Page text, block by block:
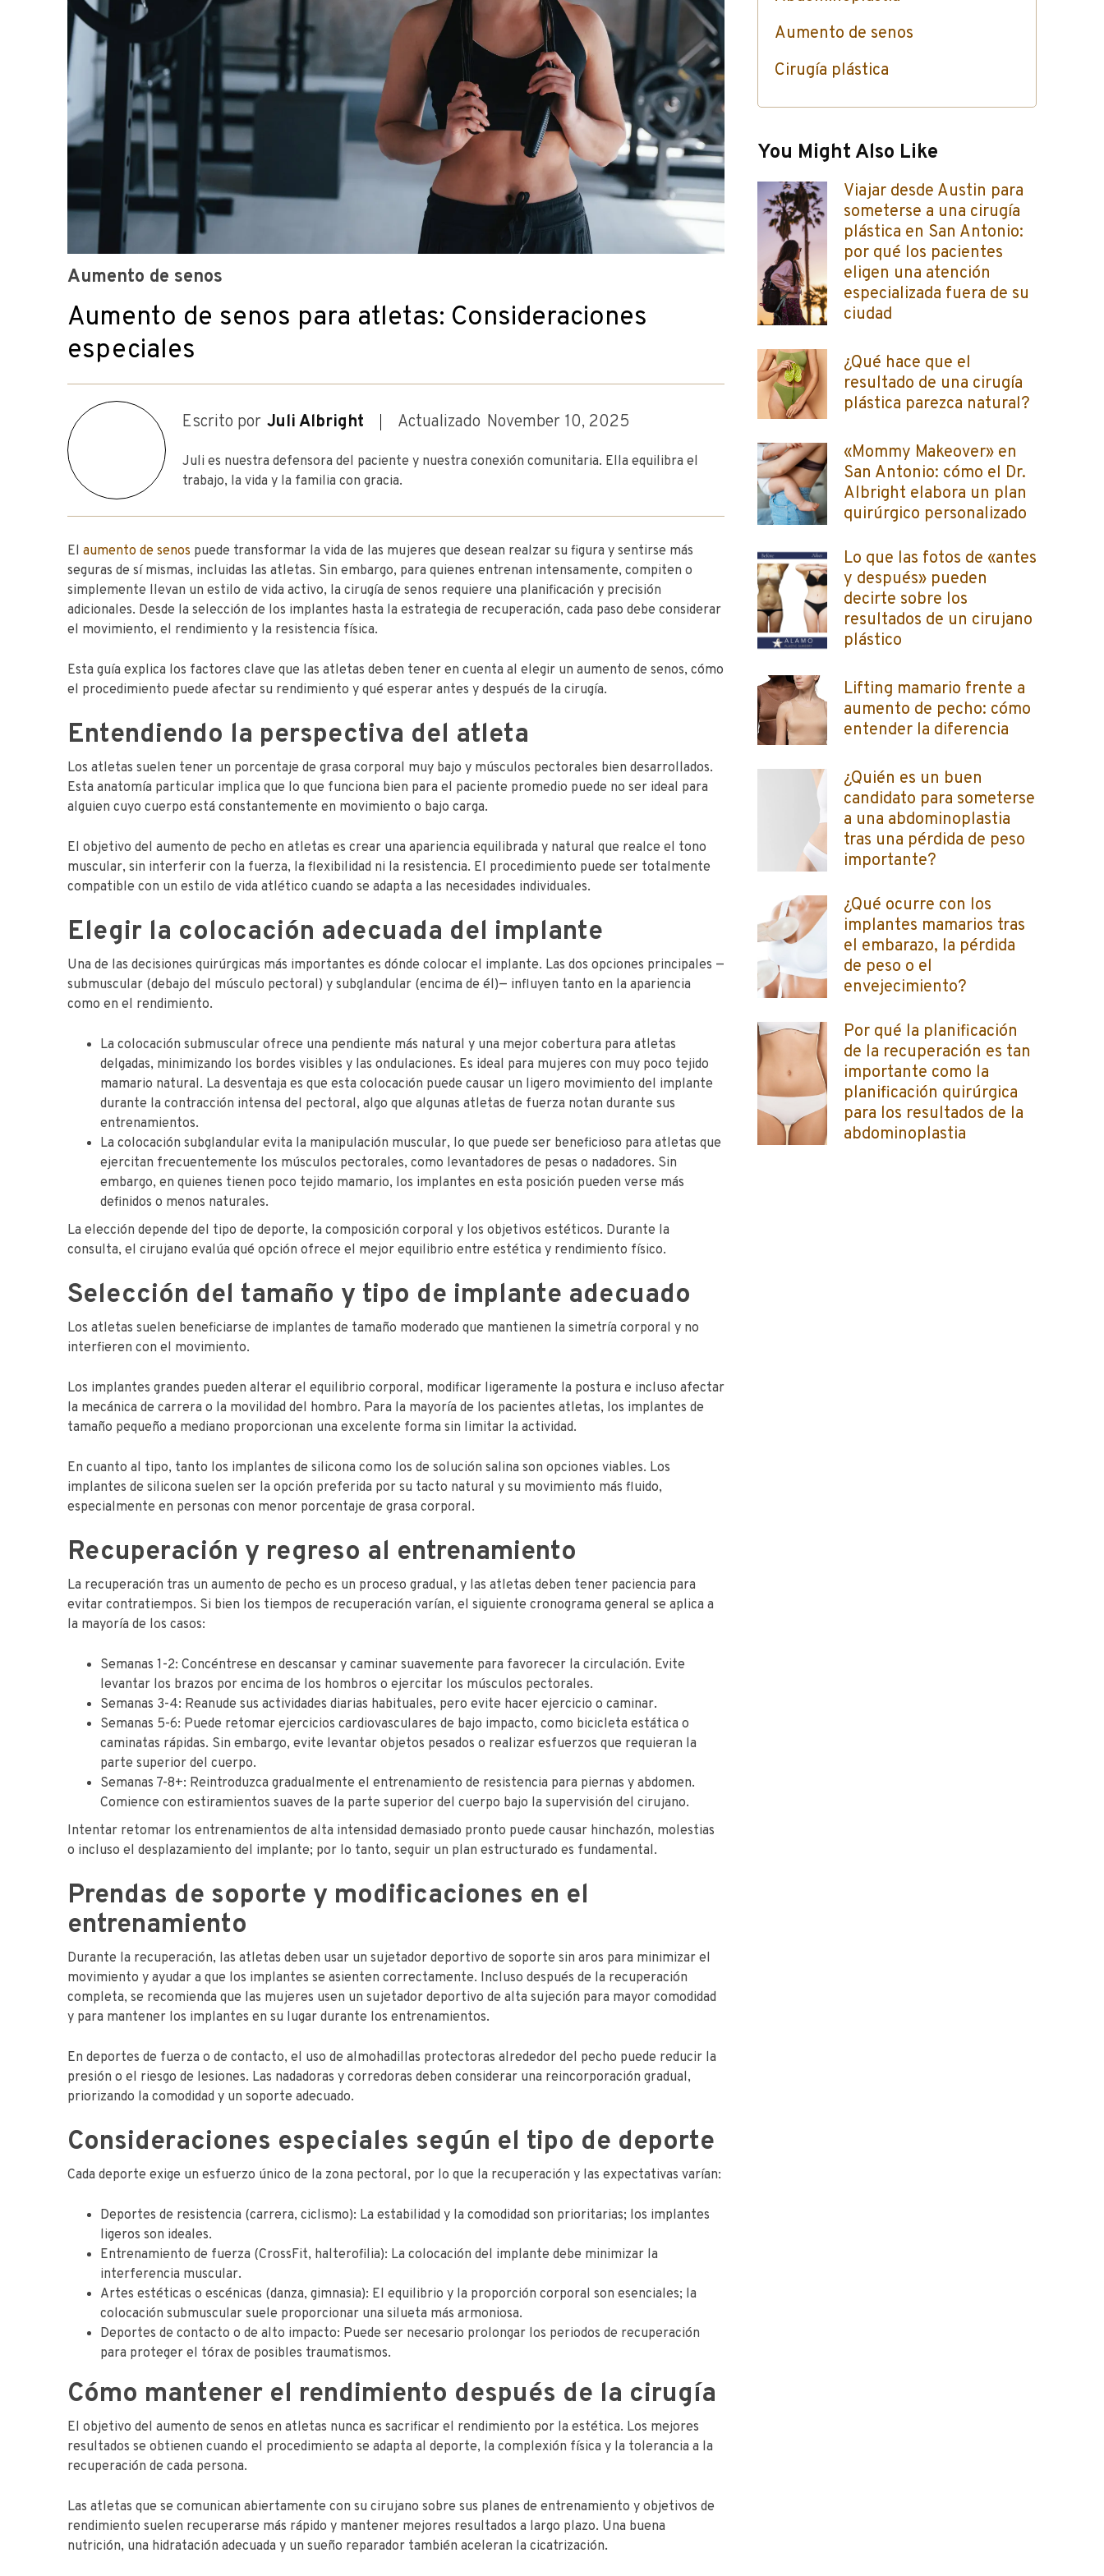
Aumento de senos
Aumento de senos para atletas: Consideraciones
especiales
Escrito por Juli Albright Actualizado November 10, 2025
Juli es nuestra defensora del paciente y nuestra conexión comunitaria. Ella equilibra el
trabajo, la vida y la familia con gracia.
El aumento de senos puede transformar la vida de las mujeres que desean realzar su figura y sentirse más
seguras de sí mismas, incluidas las atletas. Sin embargo, para quienes entrenan intensamente, compiten o
simplemente llevan un estilo de vida activo, la cirugía de senos requiere una planificación y precisión
adicionales. Desde la selección de los implantes hasta la estrategia de recuperación, cada paso debe considerar
el movimiento, el rendimiento y la resistencia física.
Esta guía explica los factores clave que las atletas deben tener en cuenta al elegir un aumento de senos, cómo
el procedimiento puede afectar su rendimiento y qué esperar antes y después de la cirugía.
Entendiendo la perspectiva del atleta
Los atletas suelen tener un porcentaje de grasa corporal muy bajo y músculos pectorales bien desarrollados.
Esta anatomía particular implica que lo que funciona bien para el paciente promedio puede no ser ideal para
alguien cuyo cuerpo está constantemente en movimiento o bajo carga.
El objetivo del aumento de pecho en atletas es crear una apariencia equilibrada y natural que realce el tono
muscular, sin interferir con la fuerza, la flexibilidad ni la resistencia. El procedimiento puede ser totalmente
compatible con un estilo de vida atlético cuando se adapta a las necesidades individuales.
Elegir la colocación adecuada del implante
Una de las decisiones quirúrgicas más importantes es dónde colocar el implante. Las dos opciones principales —
submuscular (debajo del músculo pectoral) y subglandular (encima de él)— influyen tanto en la apariencia
como en el rendimiento.
La colocación submuscular ofrece una pendiente más natural y una mejor cobertura para atletas
delgadas, minimizando los bordes visibles y las ondulaciones. Es ideal para mujeres con muy poco tejido
mamario natural. La desventaja es que esta colocación puede causar un ligero movimiento del implante
durante la contracción intensa del pectoral, algo que algunas atletas de fuerza notan durante sus
entrenamientos.
La colocación subglandular evita la manipulación muscular, lo que puede ser beneficioso para atletas que
ejercitan frecuentemente los músculos pectorales, como levantadores de pesas o nadadores. Sin
embargo, en quienes tienen poco tejido mamario, los implantes en esta posición pueden verse más
definidos o menos naturales.
La elección depende del tipo de deporte, la composición corporal y los objetivos estéticos. Durante la
consulta, el cirujano evalúa qué opción ofrece el mejor equilibrio entre estética y rendimiento físico.
Selección del tamaño y tipo de implante adecuado
Los atletas suelen beneficiarse de implantes de tamaño moderado que mantienen la simetría corporal y no
interfieren con el movimiento.
Los implantes grandes pueden alterar el equilibrio corporal, modificar ligeramente la postura e incluso afectar
la mecánica de carrera o la movilidad del hombro. Para la mayoría de los pacientes atletas, los implantes de
tamaño pequeño a mediano proporcionan una excelente forma sin limitar la actividad.
En cuanto al tipo, tanto los implantes de silicona como los de solución salina son opciones viables. Los
implantes de silicona suelen ser la opción preferida por su tacto natural y su movimiento más fluido,
especialmente en personas con menor porcentaje de grasa corporal.
Recuperación y regreso al entrenamiento
La recuperación tras un aumento de pecho es un proceso gradual, y las atletas deben tener paciencia para
evitar contratiempos. Si bien los tiempos de recuperación varían, el siguiente cronograma general se aplica a
la mayoría de los casos:
Semanas 1-2: Concéntrese en descansar y caminar suavemente para favorecer la circulación. Evite
levantar los brazos por encima de los hombros o ejercitar los músculos pectorales.
Semanas 3-4: Reanude sus actividades diarias habituales, pero evite hacer ejercicio o caminar.
Semanas 5-6: Puede retomar ejercicios cardiovasculares de bajo impacto, como bicicleta estática o
caminatas rápidas. Sin embargo, evite levantar objetos pesados ​​o realizar esfuerzos que requieran la
parte superior del cuerpo.
Semanas 7-8+: Reintroduzca gradualmente el entrenamiento de resistencia para piernas y abdomen.
Comience con estiramientos suaves de la parte superior del cuerpo bajo la supervisión del cirujano.
Intentar retomar los entrenamientos de alta intensidad demasiado pronto puede causar hinchazón, molestias
o incluso el desplazamiento del implante; por lo tanto, seguir un plan estructurado es fundamental.
Prendas de soporte y modificaciones en el
entrenamiento
Durante la recuperación, las atletas deben usar un sujetador deportivo de soporte sin aros para minimizar el
movimiento y ayudar a que los implantes se asienten correctamente. Incluso después de la recuperación
completa, se recomienda que las mujeres usen un sujetador deportivo de alta sujeción para mayor comodidad
y para mantener los implantes en su lugar durante los entrenamientos.
En deportes de fuerza o de contacto, el uso de almohadillas protectoras alrededor del pecho puede reducir la
presión o el riesgo de lesiones. Las nadadoras y corredoras deben considerar una reincorporación gradual,
priorizando la comodidad y un soporte adecuado.
Consideraciones especiales según el tipo de deporte
Cada deporte exige un esfuerzo único de la zona pectoral, por lo que la recuperación y las expectativas varían:
Deportes de resistencia (carrera, ciclismo): La estabilidad y la comodidad son prioritarias; los implantes
ligeros son ideales.
Entrenamiento de fuerza (CrossFit, halterofilia): La colocación del implante debe minimizar la
interferencia muscular.
Artes estéticas o escénicas (danza, gimnasia): El equilibrio y la proporción corporal son esenciales; la
colocación submuscular suele proporcionar una silueta más armoniosa.
Deportes de contacto o de alto impacto: Puede ser necesario prolongar los periodos de recuperación
para proteger el tórax de posibles traumatismos.
Cómo mantener el rendimiento después de la cirugía
El objetivo del aumento de senos en atletas nunca es sacrificar el rendimiento por la estética. Los mejores
resultados se obtienen cuando el procedimiento se adapta al deporte, la complexión física y la tolerancia a la
recuperación de cada persona.
Las atletas que se comunican abiertamente con su cirujano sobre sus planes de entrenamiento y objetivos de
rendimiento suelen recuperarse más rápido y mantener mejores resultados a largo plazo. Una buena
nutrición, una hidratación adecuada y un sueño reparador también aceleran la cicatrización.
Aumento de senos
Cirugía plástica
Estilo de vida
Cuidado de la piel / Inyectables
/ Botox
You Might Also Like
Viajar desde Austin para
someterse a una cirugía
plástica en San Antonio:
por qué los pacientes
eligen una atención
especializada fuera de su
ciudad
¿Qué hace que el
resultado de una cirugía
plástica parezca natural?
«Mommy Makeover» en
San Antonio: cómo el Dr.
Albright elabora un plan
quirúrgico personalizado
Lo que las fotos de «antes
y después» pueden
decirte sobre los
resultados de un cirujano
plástico
Lifting mamario frente a
aumento de pecho: cómo
entender la diferencia
¿Quién es un buen
candidato para someterse
a una abdominoplastia
tras una pérdida de peso
importante?
¿Qué ocurre con los
implantes mamarios tras
el embarazo, la pérdida
de peso o el
envejecimiento?
Por qué la planificación
de la recuperación es tan
importante como la
planificación quirúrgica
para los resultados de la
abdominoplastia